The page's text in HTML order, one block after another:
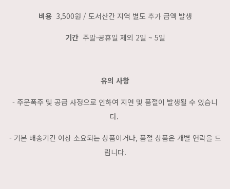
비용 3,500원 / 도서산간 지역 별도 추가 금액 발생
기간 주말·공휴일 제외 2일 ~ 5일
유의 사항
- 주문폭주 및 공급 사정으로 인하여 지연 및 품절이 발생될 수 있습니
다.
- 기본 배송기간 이상 소요되는 상품이거나, 품절 상품은 개별 연락을 드
립니다.